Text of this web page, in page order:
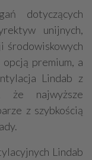
dotyczących
unijnych,
środowiskowych
premium, a
Lindab z
że najwyższe
z szybkością
Lindab